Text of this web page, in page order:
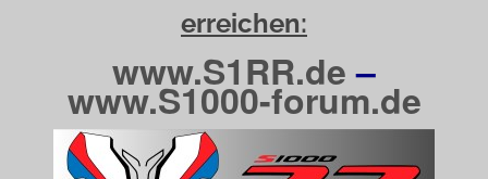
erreichen:
www.S1RR.de–
www.S1000-forum.de